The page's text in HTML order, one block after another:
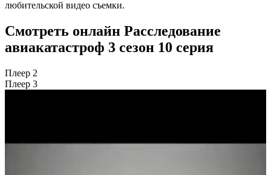
любительской видео съемки.
Смотреть онлайн Расследование
авиакатастроф 3 сезон 10 серия
Плеер 2
Плеер 3